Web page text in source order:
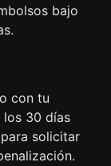
bajo
con tu
los 30 días
solicitar